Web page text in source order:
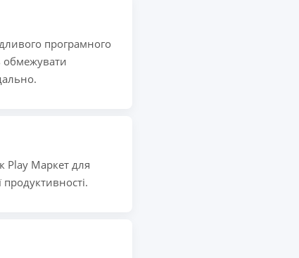
програмного
обмежувати
Play Маркет для